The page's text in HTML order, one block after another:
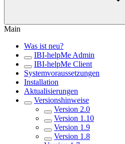
Main
Was ist neu?
IBI-helpMe Admin
IBI-helpMe Client
Systemvoraussetzungen
Installation
Aktualisierungen
Versionshinweise
Version 2.0
Version 1.10
Version 1.9
Version 1.8